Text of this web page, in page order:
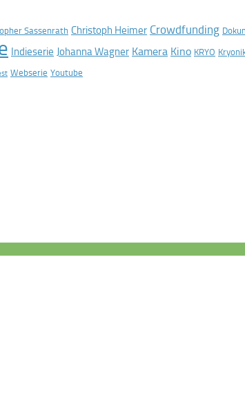
Sassenrath Christoph Heimer Crowdfunding
Indieserie Johanna Wagner Kamera Kino KRYO
Webserie Youtube